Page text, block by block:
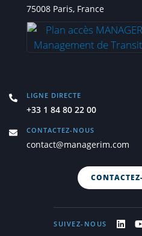
75008 Paris, France
LIGNE DIRECTE
+33 1 84 80 22 00
CONTACTEZ-NOUS
contact@managerim.com
SUIVEZ-NOUS